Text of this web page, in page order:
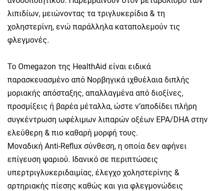
λιπιδίων, μειώνοντας τα τριγλυκερίδια & τη
χοληστερίνη, ενώ παράλληλα καταπολεμούν τις
φλεγμονές.
Το Omegazon της HealthAid είναι ειδικά
παρασκευασμένο από Νορβηγικά ιχθυέλαια διπλής
μοριακής απόσταξης, απαλλαγμένα από διοξίνες,
προσμίξεις ή βαρέα μέταλλα, ώστε ν’αποδίδει πλήρη
συγκέντρωση ωφέλιμων λιπαρών οξέων EPA/DHA στην
ελεύθερη & πιο καθαρή μορφή τους.
Μοναδική Anti-Reflux σύνθεση, η οποία δεν αφήνει
επίγευση ψαριού. Ιδανικό σε περιπτώσεις
υπερτριγλυκεριδαιμίας, έλεγχο χοληστερίνης &
αρτηριακής πίεσης καθώς και για φλεγμονώδεις